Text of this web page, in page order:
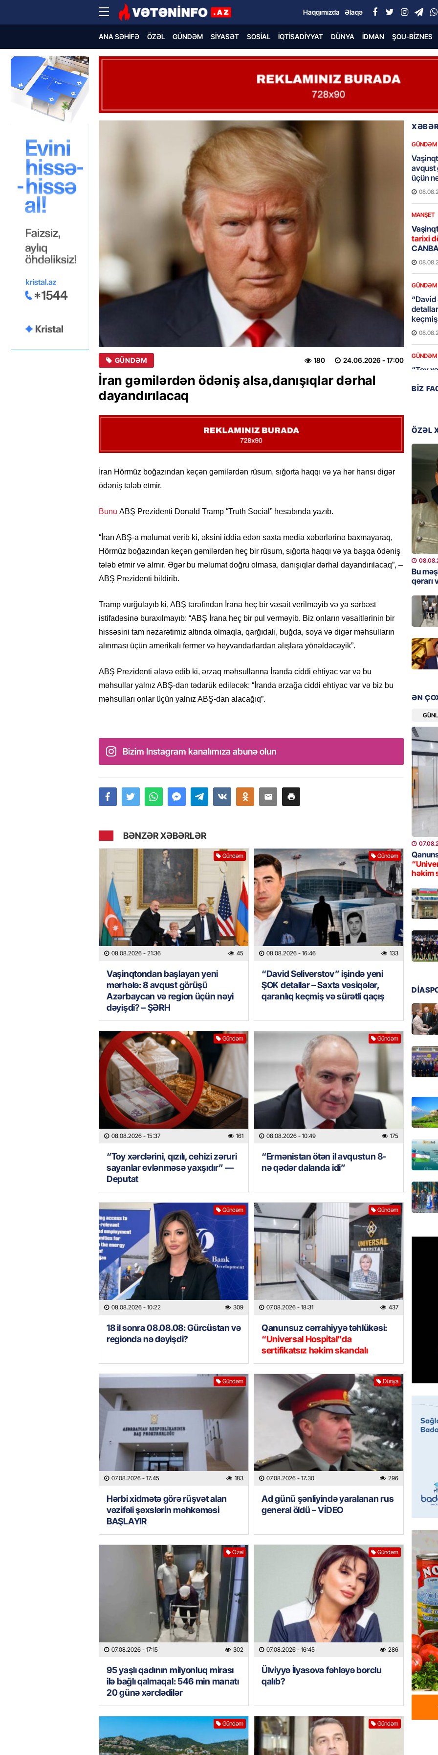
Haqqımızda Əlaqə
ANA SƏHIFƏ ÖZƏL GÜNDƏM SIYASƏT SOSIAL İQTISADIYYAT DÜNYA İDMAN ŞOU-BIZNES
GÜNDƏM 24.06.2026 - 17:00
180
İran gəmilərdən ödəniş alsa,danışıqlar dərhal
dayandırılacaq
İran Hörmüz boğazından keçən gəmilərdən rüsum, sığorta haqqı və ya hər hansı digər
ödəniş tələb etmir.
Bunu ABŞ Prezidenti Donald Tramp “Truth Social” hesabında yazıb.
“İran ABŞ-a məlumat verib ki, əksini iddia edən saxta media xəbərlərinə baxmayaraq,
Hörmüz boğazından keçən gəmilərdən heç bir rüsum, sığorta haqqı və ya başqa ödəniş
tələb etmir və almır. Əgər bu məlumat doğru olmasa, danışıqlar dərhal dayandırılacaq”, –
ABŞ Prezidenti bildirib.
Tramp vurğulayıb ki, ABŞ tərəfindən İrana heç bir vəsait verilməyib və ya sərbəst
istifadəsinə buraxılmayıb: “ABŞ İrana heç bir pul verməyib. Biz onların vəsaitlərinin bir
hissəsini tam nəzarətimiz altında olmaqla, qarğıdalı, buğda, soya və digər məhsulların
alınması üçün amerikalı fermer və heyvandarlardan alışlara yönəldəcəyik”.
ABŞ Prezidenti əlavə edib ki, ərzaq məhsullarına İranda ciddi ehtiyac var və bu
məhsullar yalnız ABŞ-dan tədarük ediləcək: “İranda ərzağa ciddi ehtiyac var və biz bu
məhsulları onlar üçün yalnız ABŞ-dan alacağıq”.
Bizim Instagram kanalımıza abunə olun
BƏNZƏR XƏBƏRLƏR
Gündəm
08.08.2026 - 21:36 45
Vaşinqtondan başlayan yeni
mərhələ: 8 avqust görüşü
Azərbaycan və region üçün nəyi
dəyişdi? – ŞƏRH
Gündəm
08.08.2026 - 16:46 133
“David Seliverstov” işində yeni
ŞOK detallar – Saxta vəsiqələr,
qaranlıq keçmiş və sürətli qaçış
Gündəm
08.08.2026 - 15:37 161
“Toy xərclərini, qızılı, cehizi zəruri
sayanlar evlənməsə yaxşıdır” —
Deputat
Gündəm
08.08.2026 - 10:49 175
“Ermənistan ötən il avqustun 8-
nə qədər dalanda idi”
Gündəm
08.08.2026 - 10:22 309
18 il sonra 08.08.08: Gürcüstan və
regionda nə dəyişdi?
Gündəm
07.08.2026 - 18:31 437
Qanunsuz cərrahiyyə təhlükəsi:
“Universal Hospital”da
sertifikatsız həkim skandalı
Gündəm
07.08.2026 - 17:45 183
Hərbi xidmətə görə rüşvət alan
vəzifəli şəxslərin məhkəməsi
BAŞLAYIR
Dünya
07.08.2026 - 17:30 296
Ad günü şənliyində yaralanan rus
general öldü – VİDEO
Özəl
07.08.2026 - 17:15 302
95 yaşlı qadının milyonluq mirası
ilə bağlı qalmaqal: 546 min manatı
20 günə xərclədilər
Gündəm
07.08.2026 - 16:45 286
Ülviyyə İlyasova fəhləyə borclu
qalıb?
Gündəm Gündəm
GÜNDƏM
avqust
üçün
MANŞET
tarixi
GÜNDƏM
keçmiş
GÜNDƏM
“Toy
MANŞET
Video
BANNER
Məsud
–
MANŞET
Nikol
ZƏNG
ÖLKƏ
GÜNDƏM
qədər
ŞOU-
GÜNDƏM
18 il
MANŞET
17
olundu
BANNER
qərarı
həkim
şikayət
işıq?
GÜNDƏM
Hərbi
Ad
ÖZƏL
bağlı
günə
Çin
MANŞET
HADISƏ
GÜNDƏM
xərcləri
GÜNDƏM
Dosye
MANŞET
BIZ
ÖZƏL
Bu
qərarı
ƏN
həkim